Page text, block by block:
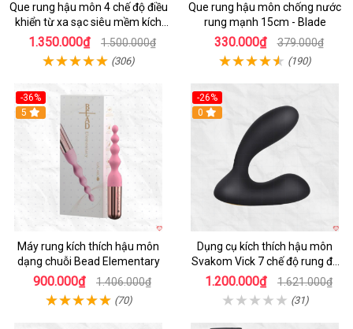
Que rung hậu môn 4 chế độ điều
khiển từ xa sạc siêu mềm kích
thích
1.350.000₫ 1.500.000₫
(306)
Que rung hậu môn chống nước
rung mạnh 15cm - Blade
330.000₫ 379.000₫
(190)
-36%
5
Máy rung kích thích hậu môn
dạng chuỗi Bead Elementary
900.000₫ 1.406.000₫
(70)
-26%
0
Dụng cụ kích thích hậu môn
Svakom Vick 7 chế độ rung đa
năng cao cấp
1.200.000₫ 1.621.000₫
(31)